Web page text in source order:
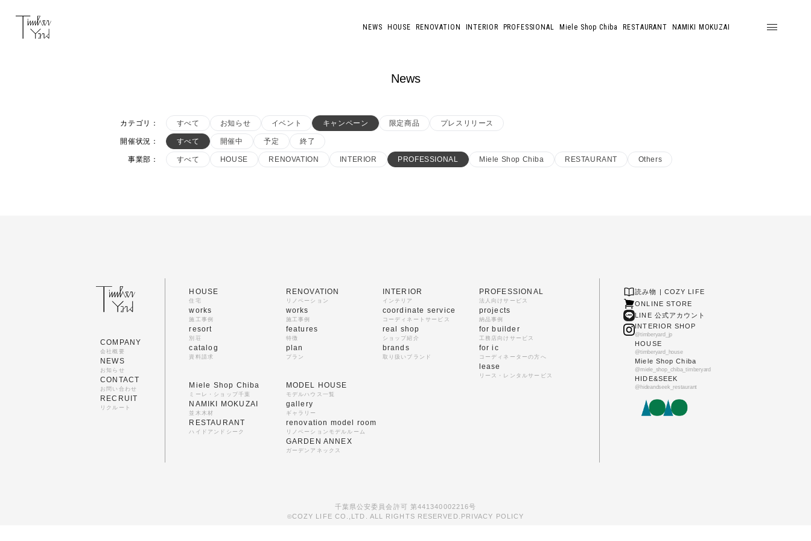
NEWS HOUSE RENOVATION INTERIOR PROFESSIONAL Miele Shop Chiba RESTAURANT NAMIKI MOKUZAI
News
カテゴリ ： すべて お知らせ イベント キャンペーン 限定商品 プレスリリース
開催状況 ： すべて 開催中 予定 終了
事業部 ： すべて HOUSE RENOVATION INTERIOR PROFESSIONAL Miele Shop Chiba RESTAURANT Others
COMPANY
会社概要
NEWS
お知らせ
CONTACT
お問い合わせ
RECRUIT
リクルート
HOUSE
住宅
works
施工事例
resort
別荘
catalog
資料請求
RENOVATION
リノベーション
works
施工事例
features
特徴
plan
プラン
INTERIOR
インテリア
coordinate service
コーディネートサービス
real shop
ショップ紹介
brands
取り扱いブランド
PROFESSIONAL
法人向けサービス
projects
納品事例
for builder
工務店向けサービス
for ic
コーディネーターの方へ
lease
リース・レンタルサービス
Miele Shop Chiba
ミーレ・ショップ千葉
NAMIKI MOKUZAI
並木木材
RESTAURANT
ハイドアンドシーク
MODEL HOUSE
モデルハウス一覧
gallery
ギャラリー
renovation model room
リノベーションモデルルーム
GARDEN ANNEX
ガーデンアネックス
読み物 | COZY LIFE
ONLINE STORE
LINE 公式アカウント
INTERIOR SHOP
@timberyard_jp
HOUSE
@timberyard_house
Miele Shop Chiba
@miele_shop_chiba_timberyard
HIDE&SEEK
@hideandseek_restaurant
千葉県公安委員会許可 第441340002216号
©COZY LIFE CO.,LTD. ALL RIGHTS RESERVED. PRIVACY POLICY